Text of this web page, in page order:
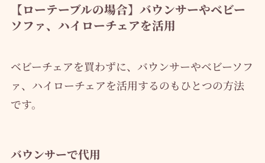
【ローテーブルの場合】バウンサーやベビー
ソファ、ハイローチェアを活用
ベビーチェアを買わずに、バウンサーやベビーソフ
ァ、ハイローチェアを活用するのもひとつの方法
です。
バウンサーで代用